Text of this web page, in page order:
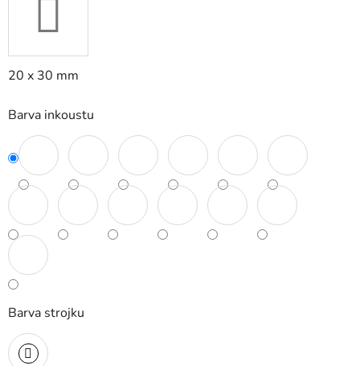
20 x 30 mm
Barva inkoustu
Barva strojku